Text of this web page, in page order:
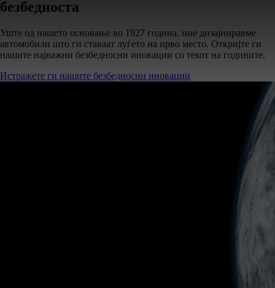
безбедноста
Уште од нашето основање во 1927 година, ние дизајниравме
автомобили што ги ставаат луѓето на прво место. Откријте ги
нашите најважни безбедносни иновации со текот на годините.
Истражете ги нашите безбедносни иновации